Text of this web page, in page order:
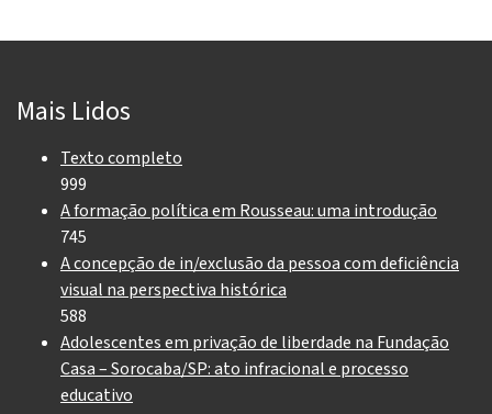
Mais Lidos
Texto completo
999
A formação política em Rousseau: uma introdução
745
A concepção de in/exclusão da pessoa com deficiência
visual na perspectiva histórica
588
Adolescentes em privação de liberdade na Fundação
Casa – Sorocaba/SP: ato infracional e processo
educativo